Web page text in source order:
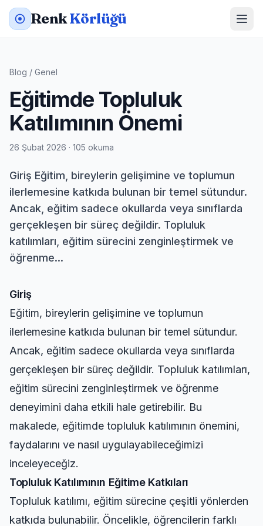
RenkKörlüğü
Blog / Genel
Eğitimde Topluluk
Katılımının Önemi
26 Şubat 2026 · 105 okuma
Giriş Eğitim, bireylerin gelişimine ve toplumun
ilerlemesine katkıda bulunan bir temel sütundur.
Ancak, eğitim sadece okullarda veya sınıflarda
gerçekleşen bir süreç değildir. Topluluk
katılımları, eğitim sürecini zenginleştirmek ve
öğrenme...
Giriş
Eğitim, bireylerin gelişimine ve toplumun
ilerlemesine katkıda bulunan bir temel sütundur.
Ancak, eğitim sadece okullarda veya sınıflarda
gerçekleşen bir süreç değildir. Topluluk katılımları,
eğitim sürecini zenginleştirmek ve öğrenme
deneyimini daha etkili hale getirebilir. Bu
makalede, eğitimde topluluk katılımının önemini,
faydalarını ve nasıl uygulayabileceğimizi
inceleyeceğiz.
Topluluk Katılımının Eğitime Katkıları
Topluluk katılımı, eğitim sürecine çeşitli yönlerden
katkıda bulunabilir. Öncelikle, öğrencilerin farklı